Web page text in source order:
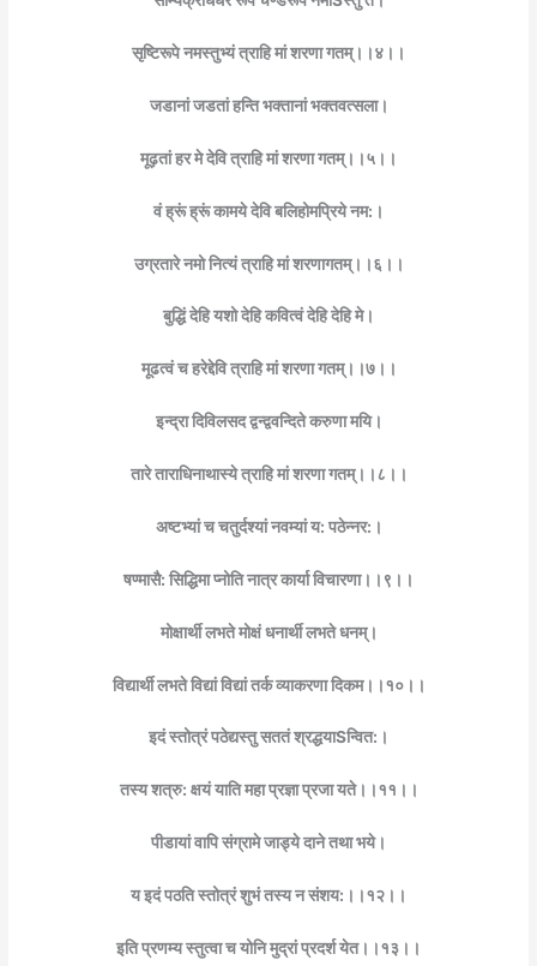
सृष्टिरूपे नमस्तुभ्यं त्राहि मां शरणा गतम्।।४।।
जडानां जडतां हन्ति भक्तानां भक्तवत्सला।
मूढ़तां हर मे देवि त्राहि मां शरणा गतम्।।५।।
वं ह्रूं ह्रूं कामये देवि बलिहोमप्रिये नम:।
उग्रतारे नमो नित्यं त्राहि मां शरणागतम्।।६।।
बुद्धिं देहि यशो देहि कवित्वं देहि देहि मे।
मूढत्वं च हरेद्देवि त्राहि मां शरणा गतम्।।७।।
इन्द्रा दिविलसद द्वन्द्ववन्दिते करुणा मयि।
तारे ताराधिनाथास्ये त्राहि मां शरणा गतम्।।८।।
अष्टभ्यां च चतुर्दश्यां नवम्यां य: पठेन्नर:।
षण्मासै: सिद्धिमा प्नोति नात्र कार्या विचारणा।।९।।
मोक्षार्थी लभते मोक्षं धनार्थी लभते धनम्।
विद्यार्थी लभते विद्यां विद्यां तर्क व्याकरणा दिकम।।१०।।
इदं स्तोत्रं पठेद्यस्तु सततं श्रद्धयाSन्वित:।
तस्य शत्रु: क्षयं याति महा प्रज्ञा प्रजा यते।।११।।
पीडायां वापि संग्रामे जाड्ये दाने तथा भये।
य इदं पठति स्तोत्रं शुभं तस्य न संशय:।।१२।।
इति प्रणम्य स्तुत्वा च योनि मुद्रां प्रदर्श येत।।१३।।